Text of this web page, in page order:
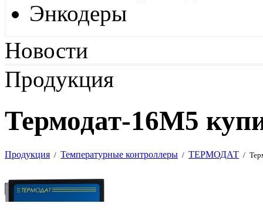
Энкодеры
Новости
Продукция
Термодат-16M5
Продукция / Температурные контроллеры / ТЕРМОДАТ /